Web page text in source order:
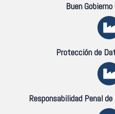
Buen
Protección de
Responsabilidad Penal